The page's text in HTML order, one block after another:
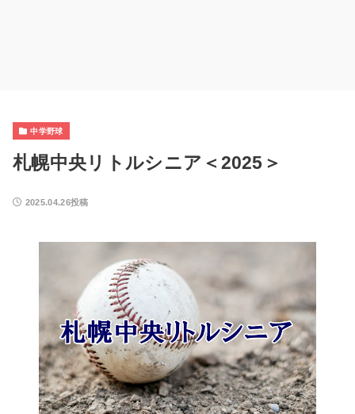
中学野球
札幌中央リトルシニア＜2025＞
2025.04.26投稿